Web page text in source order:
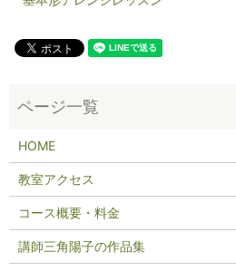
HOME
教室アクセス
コース概要・料金
講師三角陽子の作品集